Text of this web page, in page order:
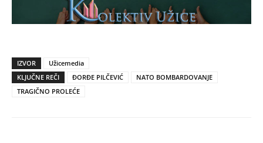
IZVOR
Užicemedia
KLJUČNE REČI
ĐORĐE PILČEVIĆ
NATO BOMBARDOVANJE
TRAGIČNO PROLEĆE